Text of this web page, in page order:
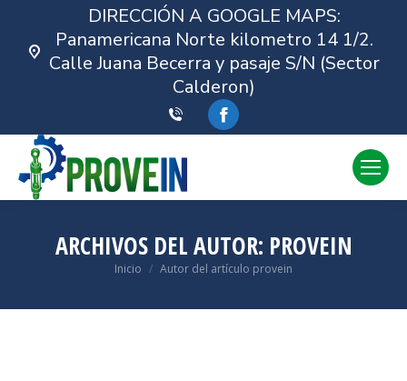
DIRECCIÓN A GOOGLE MAPS:
Panamericana Norte kilometro 14 1/2.
Calle Juana Becerra y pasaje S/N (Sector
Calderon)
Facebook
ARCHIVOS DEL AUTOR: PROVEIN
Estás aquí:
Inicio Autor del artículo provein